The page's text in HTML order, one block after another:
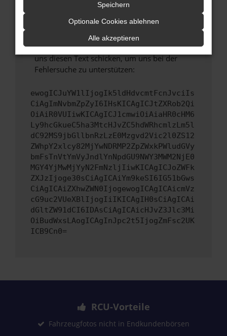
Wenn du alle oben genannten Schritte versucht
hast, kontaktiere uns bitte. Wir werden
versuchen, das Problem zu beheben. Du kannst
uns diesen Text schicken, um uns bei der
Fehlersuche zu unterstützen:
ewogICJuYW1lIjogIk5ldHdvcmtFcnJvciIs
CiAgImNvbmZpZyI6IHsKICAgICJtZXRob2Qi
OiAiR0VUIiwKICAgICJ1cmwiOiAiaHR0cHM6
Ly9hcGkueC5ha3MtcHJvZC5hdWRhcmlzLm5l
dC92MS9jbGllbnRzLzE0Mzgvd2Vic2l0ZS12
ZWhpY2xlcy82MjYwNDRMP2ZpZWxkPWludGVy
bmFsTnVtYmVyJndlYnNpdGU9NWY3MWM2NjE0
MGY4YjMwMjYyN2FmNzljIiwKICAgICJoZWFk
ZXJzIjoge30sCiAgICAiYm9keSI6IG51bGws
CiAgICAiZXhwZWN0IjogewogICAgICAicmVz
cG9uc2VUeXBlIjogIiIKICAgIH0sCiAgICAi
dGltZW91dCI6IDAsCiAgICAicHJvZ3Jlc3Mi
OiBudWxsLAogICAgInJpc2t5IjogZmFsc2UK
ICB9Cn0=
RCU-Vorteile
Fahrzeugfotos nicht in Endkundenbörsen
Speichern
Optionale Cookies ablehnen
Alle akzeptieren